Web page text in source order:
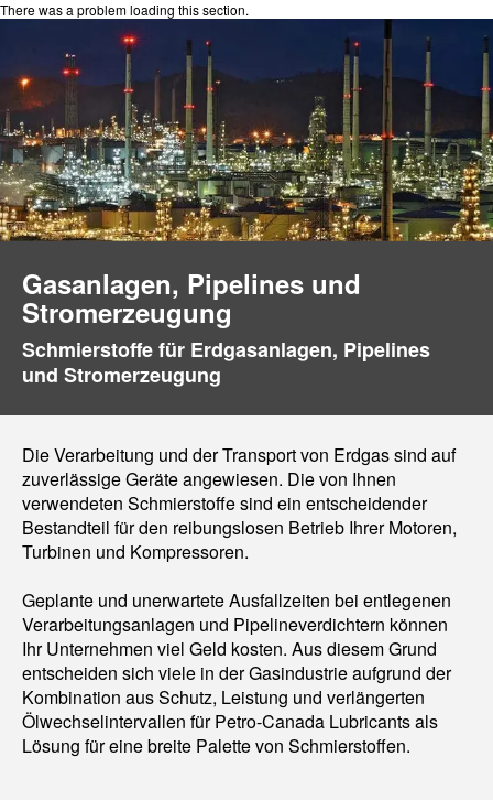
There was a problem loading this section.
Gasanlagen, Pipelines und
Stromerzeugung
Schmierstoffe für Erdgasanlagen, Pipelines
und Stromerzeugung
Die Verarbeitung und der Transport von Erdgas sind auf
zuverlässige Geräte angewiesen. Die von Ihnen
verwendeten Schmierstoffe sind ein entscheidender
Bestandteil für den reibungslosen Betrieb Ihrer Motoren,
Turbinen und Kompressoren.
Geplante und unerwartete Ausfallzeiten bei entlegenen
Verarbeitungsanlagen und Pipelineverdichtern können
Ihr Unternehmen viel Geld kosten. Aus diesem Grund
entscheiden sich viele in der Gasindustrie aufgrund der
Kombination aus Schutz, Leistung und verlängerten
Ölwechselintervallen für Petro-Canada Lubricants als
Lösung für eine breite Palette von Schmierstoffen.